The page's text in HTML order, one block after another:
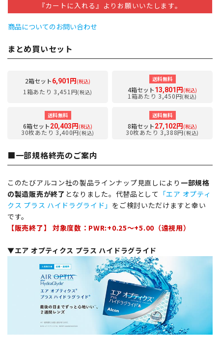
『カートに入れる』よりお願いいたします。
商品についてのお問い合わせ
まとめ買いセット
2箱セット6,901円 (税込)
1箱あたり 3,451円(税込)
送料無料
4箱セット13,801円 (税込)
1箱あたり 3,450円(税込)
送料無料
6箱セット20,403円 (税込)
30枚あたり 3,400円(税込)
送料無料
8箱セット27,102円 (税込)
30枚あたり 3,388円(税込)
■一部規格終売のご案内
このたびアルコン社の製品ラインナップ見直しにより 一部規格
の製造販売が終了 となりました。代替品として 「エア オプティ
クス プラス ハイドラグライド」 をご検討いただけますと幸い
です。
【販売終了】 対象度数：PWR:+0.25～+5.00（遠視用）
▼エア オプティクス プラス ハイドラグライド